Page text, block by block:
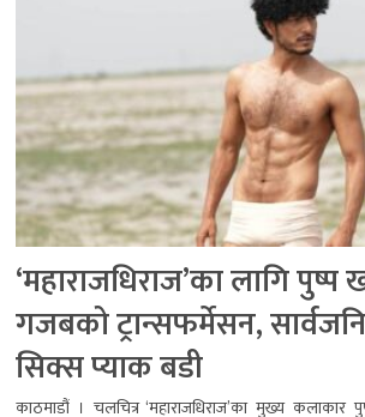
‘महाराजधिराज’का लागि
गजबको ट्रान्सफर्मेसन,
सिक्स प्याक बडी
काठमाडौं । चलचित्र ‘महाराजधिराज’का मुख्य